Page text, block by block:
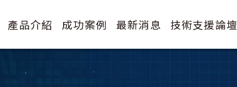
產品介紹 成功案例 最新消息 技術支援論壇